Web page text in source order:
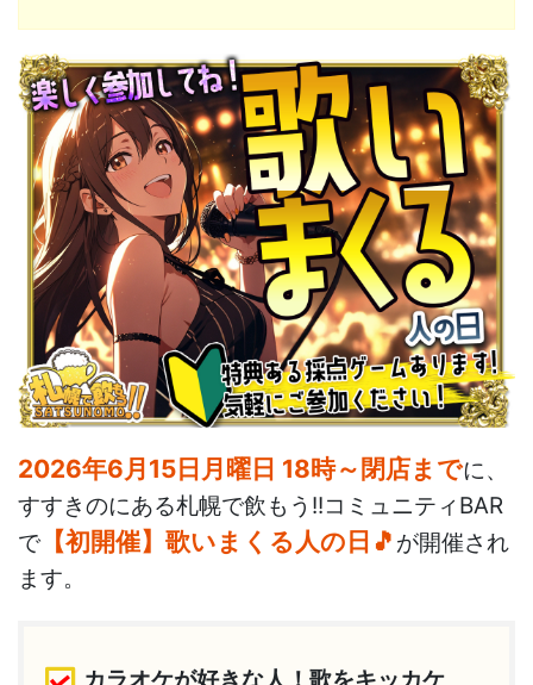
2026年6月15日月曜日 18時～閉店までに、
すすきのにある札幌で飲もう!!コミュニティBAR
で 【初開催】歌いまくる人の日🎵 が開催され
ます。
カラオケが好きな人！歌をキッカケ